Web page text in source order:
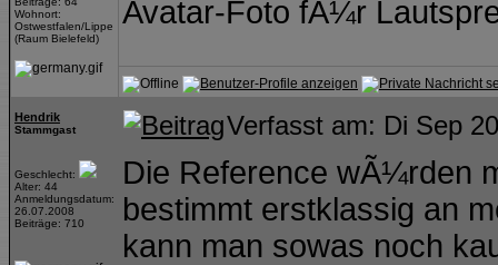
Wohnort:
Ostwestfalen/Lippe
(Raum Bielefeld)
Avatar-Foto fÃ¼r
Hendrik
Stammgast
Geschlecht:
Alter: 44
Anmeldungsdatum:
26.07.2008
Beiträge: 710
Verfasst am: Di Sep
Die Reference wÃ¼rden
bestimmt erstklassig an
kann man sowas noch